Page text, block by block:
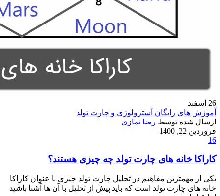
26 اسفند
آموزش های رایگان آسترولوژی و چارت تولد
ارسال شده توسط رضا نمازی
فروردین 22, 1400
16
کاراکا خانه های چارت تولد چه چیزی هستند؟
یکی از مهمترین مفاهیم در تحلیل چارت تولد چیزی با عنوان کاراکا
خانه های چارت تولد است که باید پیش از تحلیل با آن ها آشنا باشید